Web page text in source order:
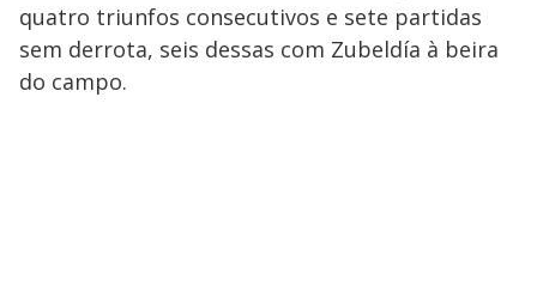
quatro triunfos consecutivos e sete partidas
sem derrota, seis dessas com Zubeldía à beira
do campo.